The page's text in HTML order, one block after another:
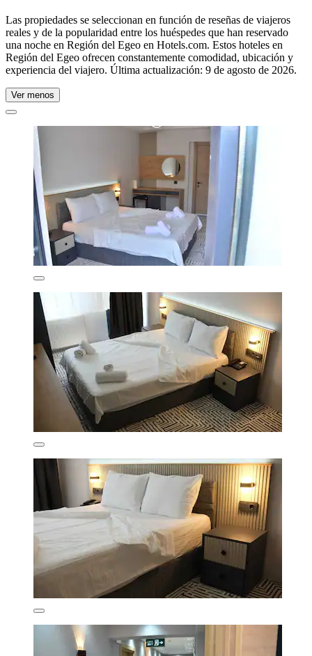
Las propiedades se seleccionan en función de reseñas de viajeros
reales y de la popularidad entre los huéspedes que han reservado
una noche en Región del Egeo en Hotels.com. Estos hoteles en
Región del Egeo ofrecen constantemente comodidad, ubicación y
experiencia del viajero. Última actualización: 9 de agosto de 2026.
Ver menos